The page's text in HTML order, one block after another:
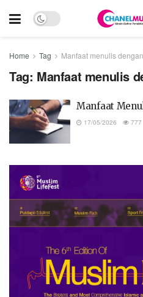
Home Tag Manfaat menulis
Tag: Manfaat menulis
Manfaat
17/05/2026 777